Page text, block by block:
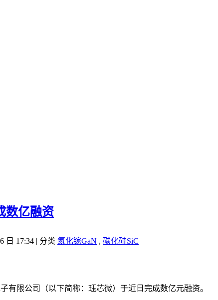
数亿融资
日 17:34 | 分类 氮化镓GaN , 碳化硅SiC
有限公司（以下简称：珏芯微）于近日完成数亿元融资。